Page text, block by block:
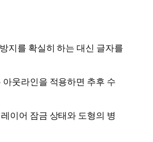
지를 확실히 하는 대신 글자를
웃라인을 적용하면 추후 수
이어 잠금 상태와 도형의 병